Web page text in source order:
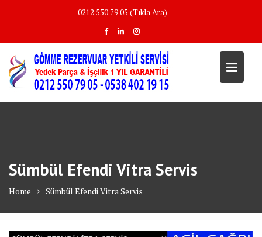
0212 550 79 05 (Tıkla Ara)
Sümbül Efendi Vitra Servis
Home Sümbül Efendi Vitra Servis